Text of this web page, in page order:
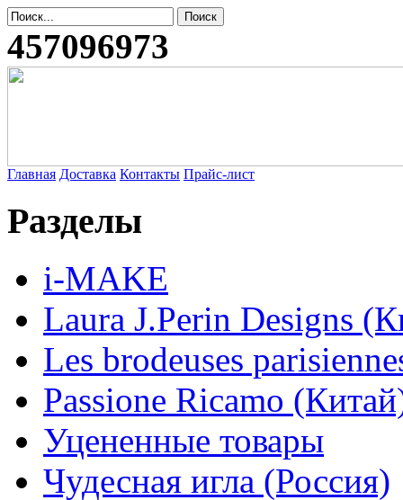
457096973
Главная Доставка Контакты Прайс-лист
Разделы
i-MAKE
Laura J.Perin Designs
Les brodeuses
Passione Ricamo
Уцененные товары
Чудесная игла (Россия)